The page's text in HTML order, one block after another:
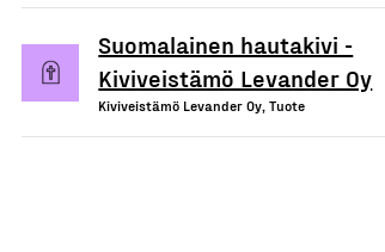
Suomalainen hautakivi -
Kiviveistämö Levander Oy
Kiviveistämö Levander Oy, Tuote